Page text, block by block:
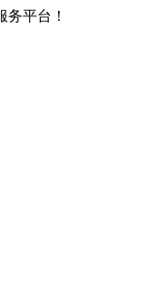
平台！